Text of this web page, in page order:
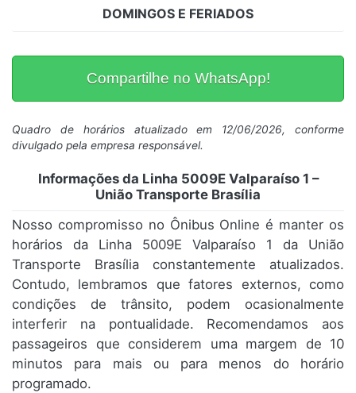
DOMINGOS E FERIADOS
Compartilhe no WhatsApp!
Quadro de horários atualizado em 12/06/2026, conforme
divulgado pela empresa responsável.
Informações da Linha 5009E Valparaíso 1 –
União Transporte Brasília
Nosso compromisso no Ônibus Online é manter os
horários da Linha 5009E Valparaíso 1 da União
Transporte Brasília constantemente atualizados.
Contudo, lembramos que fatores externos, como
condições de trânsito, podem ocasionalmente
interferir na pontualidade. Recomendamos aos
passageiros que considerem uma margem de 10
minutos para mais ou para menos do horário
programado.